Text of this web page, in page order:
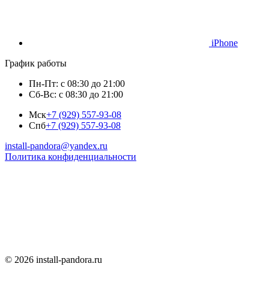
iPhone
График работы
Пн-Пт: с 08:30 до 21:00
Сб-Вс: с 08:30 до 21:00
Мск+7 (929) 557-93-08
Спб+7 (929) 557-93-08
install-pandora@yandex.ru
Политика конфиденциальности
© 2026 install-pandora.ru